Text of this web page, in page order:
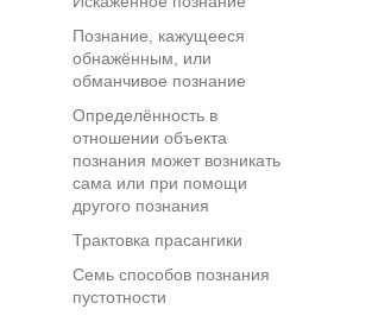
Познание, кажущееся
обнажённым, или
обманчивое познание
Определённость в
отношении объекта
познания может возникать
сама или при помощи
другого познания
Трактовка прасангики
Семь способов познания
пустотности